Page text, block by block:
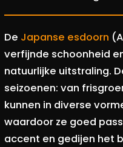
De Japanse esdoorn
verfijnde schoonheid
natuurlijke uitstraling.
seizoenen: van
kunnen in diverse
waardoor ze goed
accent en gedijen het